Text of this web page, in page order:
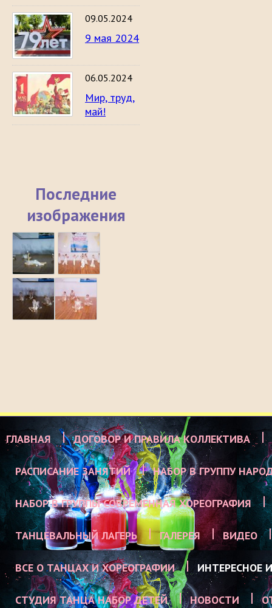
09.05.2024
9 мая 2024
06.05.2024
Мир, труд,
май!
Последние
изображения
ГЛАВНАЯ ДОГОВОР И ПРАВИЛА КОЛЛЕКТИВА
РАСПИСАНИЕ ЗАНЯТИЙ НАБОР В ГРУППУ
НАБОР В ГРУППЫ СОВРЕМЕННАЯ ХОРЕОГРАФИЯ
ТАНЦЕВАЛЬНЫЙ ЛАГЕРЬ ГАЛЕРЕЯ ВИДЕО
ВСЕ О ТАНЦАХ И ХОРЕОГРАФИИ ИНТЕРЕСНОЕ
СТУДИЯ ТАНЦА НАБОР ДЕТЕЙ НОВОСТИ